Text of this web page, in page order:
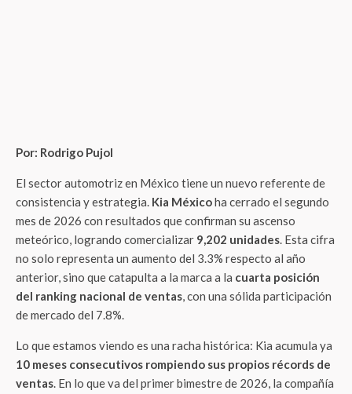
Por: Rodrigo Pujol
El sector automotriz en México tiene un nuevo referente de
consistencia y estrategia. Kia Méxicoha cerrado el segundo
mes de 2026 con resultados que confirman su ascenso
meteórico, logrando comercializar 9,202 unidades. Esta cifra
no solo representa un aumento del 3.3% respecto al año
anterior, sino que catapulta a la marca a la cuarta posición
del ranking nacional de ventas, con una sólida participación
de mercado del 7.8%.
Lo que estamos viendo es una racha histórica: Kia acumula ya
10 meses consecutivos rompiendo sus propios récords de
ventas. En lo que va del primer bimestre de 2026, la compañía